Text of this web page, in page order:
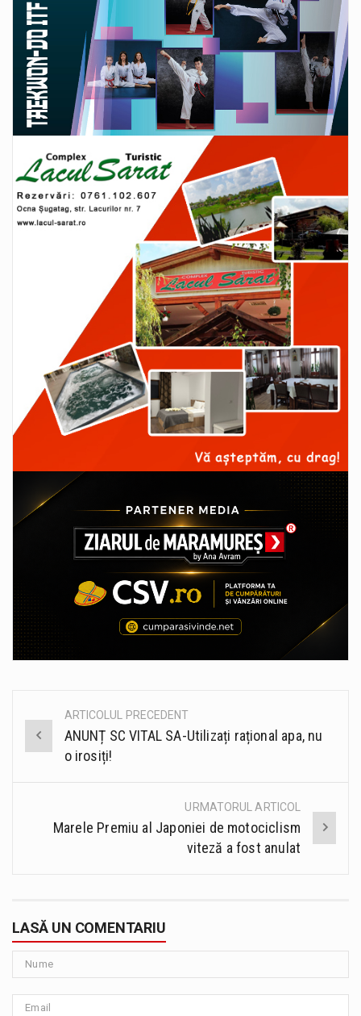
Post
navigation
ARTICOLUL PRECEDENT
ANUNȚ SC VITAL SA-Utilizați rațional apa, nu
o irosiți!
URMATORUL ARTICOL
Marele Premiu al Japoniei de motociclism
viteză a fost anulat
LASĂ UN COMENTARIU